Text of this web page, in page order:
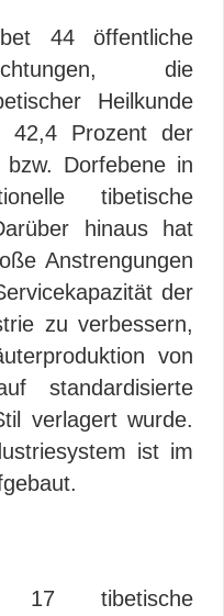
44 öffentliche
die
Heilkunde
42,4 Prozent der
Dorfebene in
tibetische
hinaus hat
Anstrengungen
der
zu verbessern,
von
standardisierte
verlagert wurde.
ist im
tibetische